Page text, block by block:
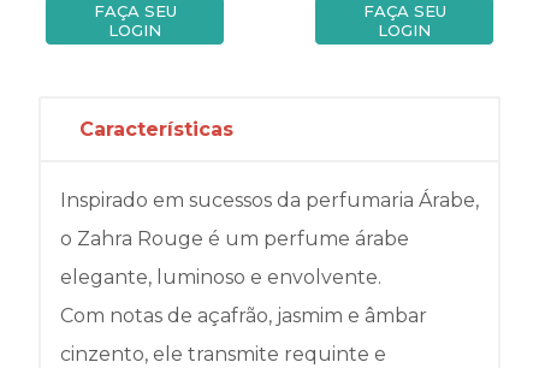
FAÇA SEU
LOGIN
FAÇA SEU
LOGIN
Características
Inspirado em sucessos da perfumaria Árabe,
o Zahra Rouge é um perfume árabe
elegante, luminoso e envolvente.
Com notas de açafrão, jasmim e âmbar
cinzento, ele transmite requinte e